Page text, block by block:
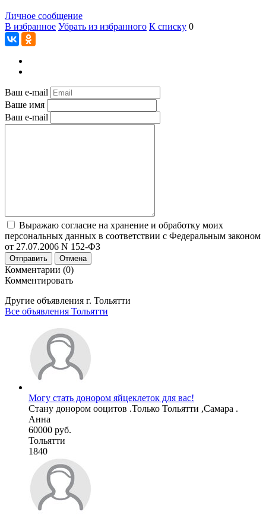
Личное сообщение
В избранное Убрать из избранного К списку 0
Ваш e-mail
Ваше имя
Ваш e-mail
Выражаю согласие на хранение и обработку моих
персональных данных в соответствии с Федеральным законом
от 27.07.2006 N 152-ФЗ
Отправить Отмена
Комментарии (0)
Комментировать
Другие объявления г. Тольятти
Все объявления Тольятти
Могу стать донором яйцеклеток для вас!
Стану донором ооцитов .Только Тольятти ,Самара .
Анна
60000 руб.
Тольятти
1840